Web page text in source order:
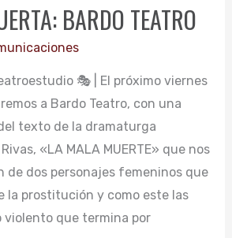
BARDO TEATRO
🎭 | El próximo viernes
a Bardo Teatro, con una
texto de la dramaturga
«LA MALA MUERTE» que nos
de dos personajes femeninos que
la prostitución y como este las
violento que termina por